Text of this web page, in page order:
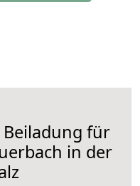
für
in der